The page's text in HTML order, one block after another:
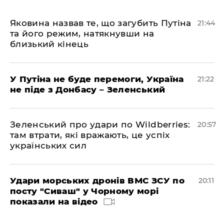
Яковина назвав те, що загубить Путіна
та його режим, натякнувши на
близький кінець
21:44
У Путіна не буде перемоги, Україна
не піде з Донбасу – Зеленський
21:22
Зеленський про удари по Wildberries:
там втрати, які вражають, це успіх
українських сил
20:57
Удари морських дронів ВМС ЗСУ по
посту "Сиваш" у Чорному морі
показали на відео
20:11